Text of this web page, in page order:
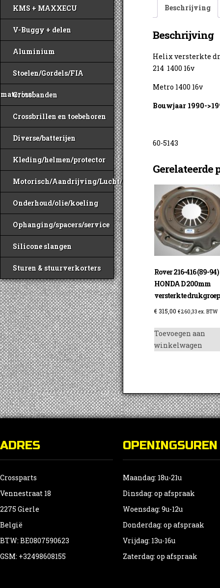
KMS + MAXXECU
V-Buggy + delen
Aluminium
Stoelen/Gordels/FIA
materiaal
Crossbanden
Crossbrillen en toebehoren
Diverse/batterijen
Kleding/helmen/protector
Motorisch/Aandrijving/Lucht/Benzine
Onderhoud/olie/koeling
Ophanging/spacers/service
Silicone slangen
Sturen & stuurverkorters
Beschrijving
Beschrijving
Helix versterkte
214 1400 16v
Metro 1400 16v
Bouwjaar 1990-
60-5143
Gerelateerde
Rover 216-416 (89-94)
HONDA D 200mm
versterkte drukgroep
€ 315,00 €260,33 ex. BTW
Toevoegen aan
winkelwagen
ADRES
Crossparts
Vennestraat 18
2275 Gierle
België
BTW: BE0807590623
GSM: +32498608155
OPENINGSUREN
Maandag: 18u-21u
Dinsdag: op afspraak
Woensdag: 9u-12u
Donderdag: op afspraak
Vrijdag: 13u-16u
Zaterdag: op afspraak